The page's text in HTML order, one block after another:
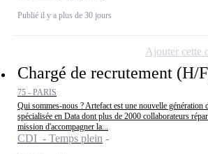
Publié il y a plus de 30 jours
Chargé de recrutement (H/
75 - PARIS
Qui sommes-nous ? Artefact est une nouvelle génération
spécialisée en Data dont plus de 2000 collaborateurs
mission d'accompagner la...
CDI - Temps plein
Ajouter cette